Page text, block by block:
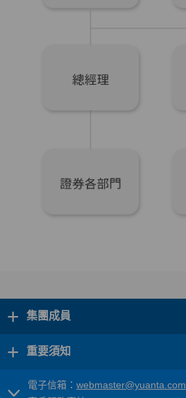
+ 集團成員
+ 重要須知
電子信箱： webmaster@yuanta.com